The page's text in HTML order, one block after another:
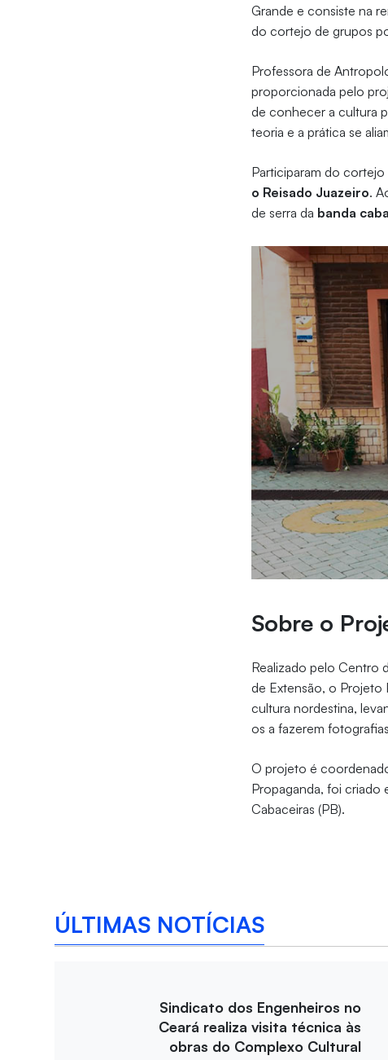
Grande e consiste na
do cortejo de grupos
Professora de
proporcionada pelo
de conhecer a cultura
teoria e a prática se
Participaram do
o Reisado Juazeiro.
de serra da banda
Sobre o
Realizado pelo Centro
de Extensão, o Projeto
cultura nordestina,
os a fazerem
O projeto é
Propaganda, foi criado
Cabaceiras (PB).
ÚLTIMAS NOTÍCIAS
Sindicato dos Engenheiros no
Ceará realiza visita técnica às
obras do Complexo Cultural